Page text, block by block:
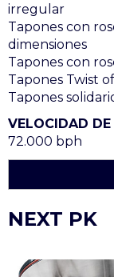
irregular
Tapones con
dimensiones
Tapones con
Tapones Twist
Tapones
VELOCIDAD
72.000 bph
NEXT PK